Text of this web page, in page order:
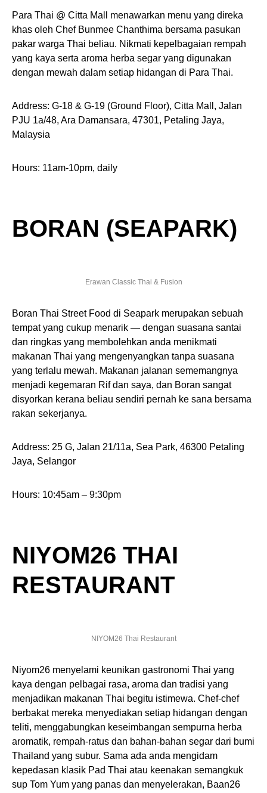
Para Thai @ Citta Mall menawarkan menu yang direka
khas oleh Chef Bunmee Chanthima bersama pasukan
pakar warga Thai beliau. Nikmati kepelbagaian rempah
yang kaya serta aroma herba segar yang digunakan
dengan mewah dalam setiap hidangan di Para Thai.
Address: G-18 & G-19 (Ground Floor), Citta Mall, Jalan
PJU 1a/48, Ara Damansara, 47301, Petaling Jaya,
Malaysia
Hours: 11am-10pm, daily
BORAN (SEAPARK)
Erawan Classic Thai & Fusion
Boran Thai Street Food di Seapark merupakan sebuah
tempat yang cukup menarik — dengan suasana santai
dan ringkas yang membolehkan anda menikmati
makanan Thai yang mengenyangkan tanpa suasana
yang terlalu mewah. Makanan jalanan sememangnya
menjadi kegemaran Rif dan saya, dan Boran sangat
disyorkan kerana beliau sendiri pernah ke sana bersama
rakan sekerjanya.
Address: 25 G, Jalan 21/11a, Sea Park, 46300 Petaling
Jaya, Selangor
Hours: 10:45am – 9:30pm
NIYOM26 THAI
RESTAURANT
NIYOM26 Thai Restaurant
Niyom26 menyelami keunikan gastronomi Thai yang
kaya dengan pelbagai rasa, aroma dan tradisi yang
menjadikan makanan Thai begitu istimewa. Chef-chef
berbakat mereka menyediakan setiap hidangan dengan
teliti, menggabungkan keseimbangan sempurna herba
aromatik, rempah-ratus dan bahan-bahan segar dari bumi
Thailand yang subur. Sama ada anda mengidam
kepedasan klasik Pad Thai atau keenakan semangkuk
sup Tom Yum yang panas dan menyelerakan, Baan26